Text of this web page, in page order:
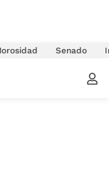
Senado